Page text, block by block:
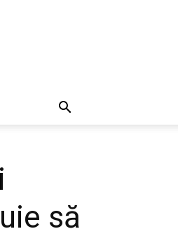
să